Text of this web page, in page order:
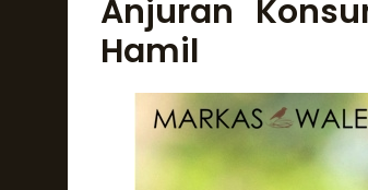
Anjuran
Hamil